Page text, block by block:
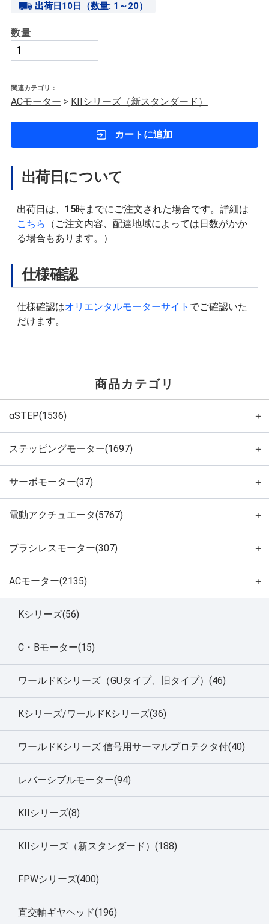
出荷日10日（数量: 1～20）
数量
関連カテゴリ：
ACモーター > KIIシリーズ（新スタンダード）
カートに追加
出荷日について
出荷日は、15時までにご注文された場合です。詳細は
こちら
（ご注文内容、配達地域によっては日数がかか
る場合もあります。）
仕様確認
仕様確認はオリエンタルモーターサイト でご確認いた
だけます。
商品カテゴリ
αSTEP(1536) ＋
ステッピングモーター(1697) ＋
サーボモーター(37) ＋
電動アクチュエータ(5767) ＋
ブラシレスモーター(307) ＋
ACモーター(2135) ＋
Kシリーズ(56)
C・Bモーター(15)
ワールドKシリーズ（GUタイプ、旧タイプ）(46)
Kシリーズ/ワールドKシリーズ(36)
ワールドKシリーズ 信号用サーマルプロテクタ付(40)
レバーシブルモーター(94)
KIIシリーズ(8)
KIIシリーズ（新スタンダード）(188)
FPWシリーズ(400)
直交軸ギヤヘッド(196)